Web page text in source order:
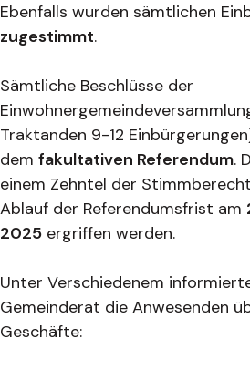
Ebenfalls wurden sämtlichen
zugestimmt.
Sämtliche Beschlüsse der
Traktanden 9-12
dem fakultativen Referendum.
einem Zehntel der
Ablauf der Referendumsfrist am
2025 ergriffen werden.
Unter Verschiedenem
Gemeinderat die Anwesenden
Geschäfte: